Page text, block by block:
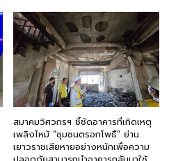
สมาคมวิศวกรฯ ชี้ชัดอาคารที่เกิดเหตุ
เพลิงไหม้ “ชุมชนตรอกโพธิ์” ย่าน
เยาวราชเสียหายอย่างหนักเพื่อความ